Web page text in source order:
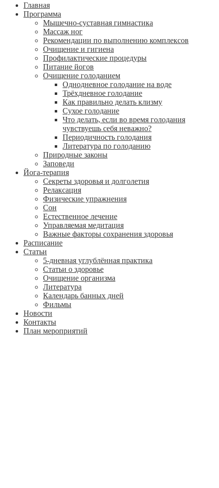
Главная
Программа
Мышечно-суставная гимнастика
Массаж ног
Рекомендации по выполнению комплексов
Очищение и гигиена
Профилактические процедуры
Питание йогов
Очищение голоданием
Однодневное голодание на воде
Трёхдневное голодание
Как правильно делать клизму
Сухое голодание
Что делать, если во время голодания
чувствуешь себя неважно?
Периодичность голодания
Литература по голоданию
Природные законы
Заповеди
Йога-терапия
Секреты здоровья и долголетия
Релаксация
Физические упражнения
Сон
Естественное лечение
Управляемая медитация
Важные факторы сохранения здоровья
Расписание
Статьи
5-дневная углублённая практика
Статьи о здоровье
Очищение организма
Литература
Календарь банных дней
Фильмы
Новости
Контакты
План мероприятий